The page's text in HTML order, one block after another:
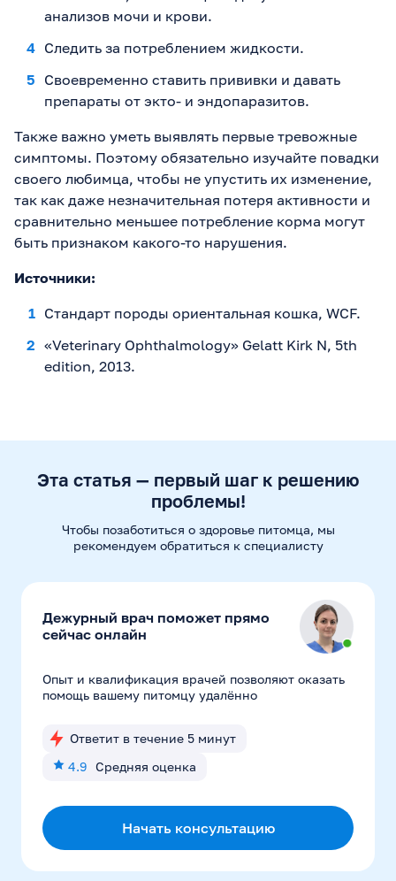
анализов мочи и крови.
Следить за потреблением жидкости.
Своевременно ставить прививки и давать
препараты от экто- и эндопаразитов.
Также важно уметь выявлять первые тревожные
симптомы. Поэтому обязательно изучайте повадки
своего любимца, чтобы не упустить их изменение,
так как даже незначительная потеря активности и
сравнительно меньшее потребление корма могут
быть признаком какого-то нарушения.
Источники:
Стандарт породы ориентальная кошка, WCF.
«Veterinary Ophthalmology» Gelatt Kirk N, 5th
edition, 2013.
Эта статья — первый шаг к решению
проблемы!
Чтобы позаботиться о здоровье питомца, мы
рекомендуем обратиться к специалисту
Дежурный врач поможет прямо
сейчас онлайн
Опыт и квалификация врачей позволяют оказать
помощь вашему питомцу удалённо
Ответит в течение 5 минут
4.9 Средняя оценка
Начать консультацию